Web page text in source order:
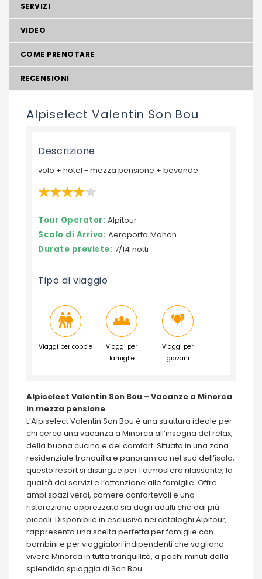
SERVIZI
VIDEO
COME PRENOTARE
RECENSIONI
Alpiselect Valentin Son Bou
Descrizione
volo + hotel - mezza pensione + bevande
Tour Operator: Alpitour
Scalo di Arrivo: Aeroporto Mahon
Durate previste: 7/14 notti
Tipo di viaggio
Viaggi per coppie
Viaggi per
famiglie
Viaggi per
giovani
Alpiselect Valentin Son Bou – Vacanze a Minorca
in mezza pensione
L’Alpiselect Valentin Son Bou è una struttura ideale per
chi cerca una vacanza a Minorca all’insegna del relax,
della buona cucina e del comfort. Situato in una zona
residenziale tranquilla e panoramica nel sud dell’isola,
questo resort si distingue per l’atmosfera rilassante, la
qualità dei servizi e l’attenzione alle famiglie. Offre
ampi spazi verdi, camere confortevoli e una
ristorazione apprezzata sia dagli adulti che dai più
piccoli. Disponibile in esclusiva nei cataloghi Alpitour,
rappresenta una scelta perfetta per famiglie con
bambini e per viaggiatori indipendenti che vogliono
vivere Minorca in tutta tranquillità, a pochi minuti dalla
splendida spiaggia di Son Bou.